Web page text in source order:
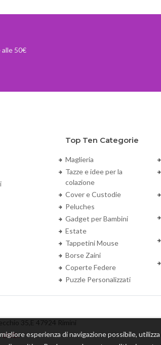
50€
Top Ten Categorie
Maglieria
Tazze e idee per la
colazione
Cover e Custodie
Peluches
Gadget per Bambini
Estate
Tappetini Mouse
Borse Zaini
Coperte Federe
Puzzle Personalizzati
35,E 47924 Rimini
LWD. esperienza di navigazione possibile,